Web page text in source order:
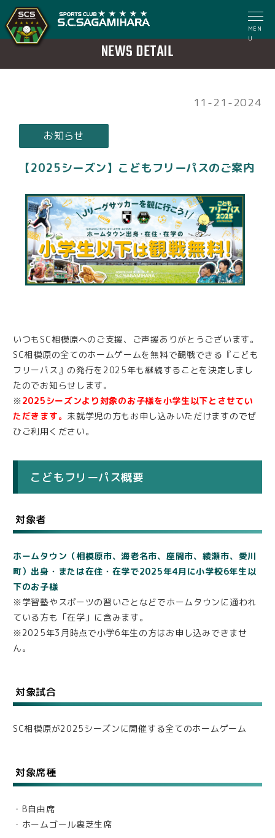
MEN
U
NEWS DETAIL
11-21-2024
お知らせ
【2025シーズン】こどもフリーパスのご案内
いつもSC相模原へのご支援、ご声援ありがとうございます。
SC相模原の全てのホームゲームを無料で観戦できる『こども
フリーパス』の発行を2025年も継続することを決定しまし
たのでお知らせします。
※2025シーズンより対象のお子様を小学生以下とさせてい
ただきます。 未就学児の方もお申し込みいただけますのでぜ
ひご利用ください。
こどもフリーパス概要
対象者
ホームタウン（相模原市、海老名市、座間市、綾瀬市、愛川
町）出身・または在住・在学で2025年4月に小学校6年生以
下のお子様
※学習塾やスポーツの習いごとなどでホームタウンに通われ
ている方も「在学」に含みます。
※2025年3月時点で小学6年生の方はお申し込みできませ
ん。
対象試合
SC相模原が2025シーズンに開催する全てのホームゲーム
対象席種
・B自由席
・ホームゴール裏芝生席